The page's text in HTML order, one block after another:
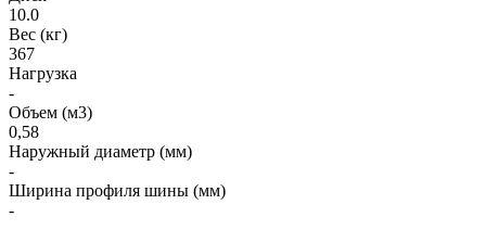
10.0
Вес (кг)
367
Нагрузка
-
Объем (м3)
0,58
Наружный диаметр (мм)
-
Ширина профиля шины (мм)
-